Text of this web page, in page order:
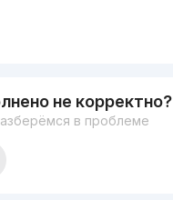
не корректно?
в проблеме